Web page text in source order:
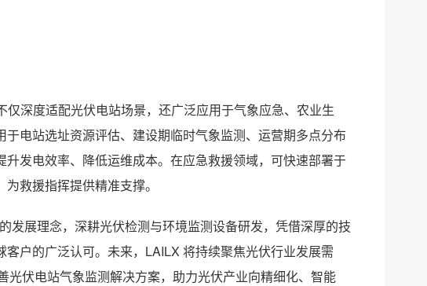
深度适配光伏电站场景，还广泛应用于气象应急、农业生
电站选址资源评估、建设期临时气象监测、运营期多点分布
发电效率、降低运维成本。在应急救援领域，可快速部署于
救援指挥提供精准支撑。
发展理念，深耕光伏检测与环境监测设备研发，凭借深厚的技
户的广泛认可。未来，LAILX 将持续聚焦光伏行业发展需
伏电站气象监测解决方案，助力光伏产业向精细化、智能